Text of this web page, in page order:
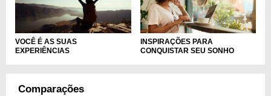
VOCÊ É AS SUAS
EXPERIÊNCIAS
INSPIRAÇÕES PARA
CONQUISTAR SEU SONHO
Comparações